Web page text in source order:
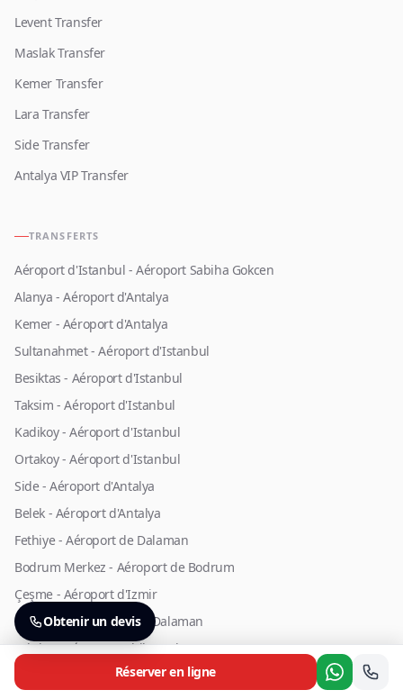
Réserver en ligne
Levent Transfer
Maslak Transfer
Kemer Transfer
Lara Transfer
Side Transfer
Antalya VIP Transfer
TRANSFERTS
Aéroport d'Istanbul - Aéroport Sabiha Gokcen
Alanya - Aéroport d'Antalya
Kemer - Aéroport d'Antalya
Sultanahmet - Aéroport d'Istanbul
Besiktas - Aéroport d'Istanbul
Taksim - Aéroport d'Istanbul
Kadikoy - Aéroport d'Istanbul
Ortakoy - Aéroport d'Istanbul
Side - Aéroport d'Antalya
Belek - Aéroport d'Antalya
Fethiye - Aéroport de Dalaman
Bodrum Merkez - Aéroport de Bodrum
Çeşme - Aéroport d'Izmir
Marmaris - Aéroport de Dalaman
Taksim - Aéroport Sabiha Gokcen
Lara - Aéroport d'Antalya
Obtenir un devis